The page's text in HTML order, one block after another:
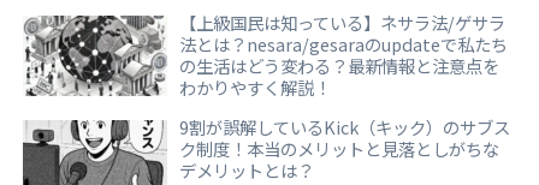
【上級国民は知っている】ネサラ法/ゲサラ
法とは？nesara/gesaraのupdateで私たち
の生活はどう変わる？最新情報と注意点を
わかりやすく解説！
9割が誤解しているKick（キック）のサブス
ク制度！本当のメリットと見落としがちな
デメリットとは？